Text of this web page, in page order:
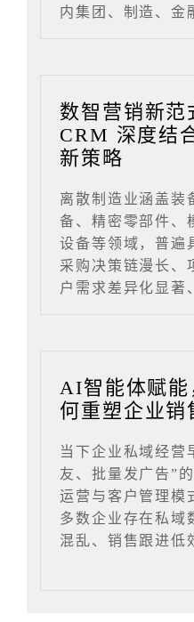
内集团、制造、金
数智营销新范
CRM 深度结
新策略
离散制造业涵盖装
备、精密零部件、
设备等领域，普遍
采购决策链漫长、
户需求差异化显著
AI智能体赋
何重塑企业销
当下企业私域经营
友、批量发广告”
运营与客户管理模
多数企业存在私域
混乱、销售跟进低